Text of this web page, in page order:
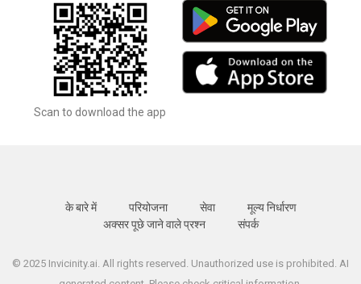
Scan to download the app
के बारे में परियोजना सेवा
मूल्य निर्धारण
अक्सर पूछे जाने वाले प्रश्न
संपर्क
© 2025 Invicinity.ai. All rights reserved. Unauthorized use is prohibited. AI